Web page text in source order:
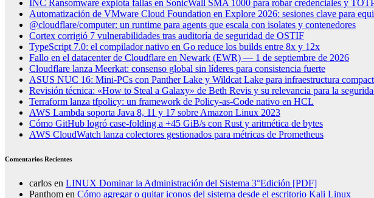
INC Ransomware explota fallas en SonicWall SMA 1000 para robar credenciales y
Automatización de VMware Cloud Foundation en Explore 2026: sesiones clave para
@cloudflare/computer: un runtime para agents que escala con isolates y contenedores
Cortex corrigió 7 vulnerabilidades tras auditoría de seguridad de OSTIF
TypeScript 7.0: el compilador nativo en Go reduce los builds entre 8x y 12x
Fallo en el datacenter de Cloudflare en Newark (EWR) — 1 de septiembre de 2026
Cloudflare lanza Meerkat: consenso global sin líderes para consistencia fuerte
ASUS NUC 16: Mini-PCs con Panther Lake y Wildcat Lake para infraestructura
Revisión técnica: «How to Steal a Galaxy» de Beth Revis y su relevancia para la
Terraform lanza tfpolicy: un framework de Policy-as-Code nativo en HCL
AWS Lambda soporta Java 8, 11 y 17 sobre Amazon Linux 2023
Cómo GitHub logró case-folding a +45 GiB/s con Rust y aritmética de bytes
AWS CloudWatch lanza colectores gestionados para métricas de Prometheus
Comentarios Recientes
carlos en LINUX Dominar la Administración del Sistema 3°Edición [PDF]
Panthom en Cómo agregar o quitar iconos del sistema desde el escritorio Kali Linux